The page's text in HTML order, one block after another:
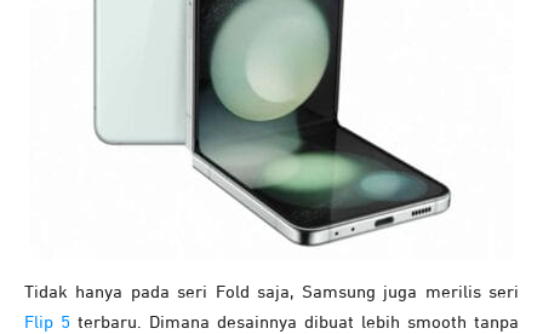
Tidak hanya pada seri Fold saja, Samsung juga merilis seri
Flip 5 terbaru. Dimana desainnya dibuat lebih smooth tanpa